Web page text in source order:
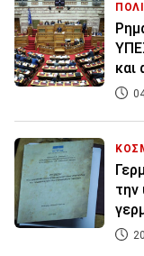
και
την